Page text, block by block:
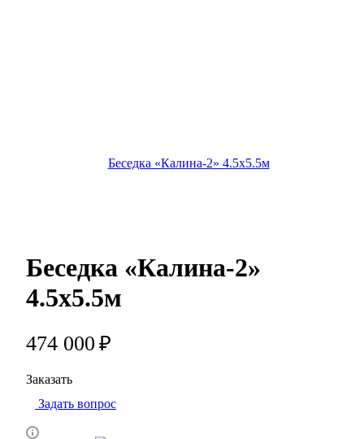
Беседка «Калина-2»
4.5х5.5м
474 000 ₽
Заказать
Задать вопрос